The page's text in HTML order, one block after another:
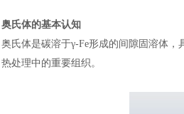
奥氏体的基本认知
奥氏体是碳溶于γ-Fe形成的间隙固溶体
热处理中的重要组织。